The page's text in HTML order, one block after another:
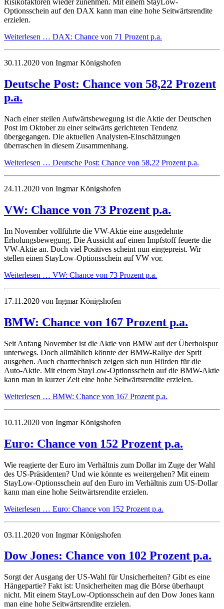
Risikofaktoren wieder zunehmen. Mit einem StayLow-
Optionsschein auf den DAX kann man eine hohe Seitwärtsrendite
erzielen.
Weiterlesen … DAX: Chance von 71 Prozent p.a.
30.11.2020 von Ingmar Königshofen
Deutsche Post: Chance von 58,22 Prozent
p.a.
Nach einer steilen Aufwärtsbewegung ist die Aktie der Deutschen
Post im Oktober zu einer seitwärts gerichteten Tendenz
übergegangen. Die aktuellen Analysten-Einschätzungen
überraschen in diesem Zusammenhang.
Weiterlesen … Deutsche Post: Chance von 58,22 Prozent p.a.
24.11.2020 von Ingmar Königshofen
VW: Chance von 73 Prozent p.a.
Im November vollführte die VW-Aktie eine ausgedehnte
Erholungsbewegung. Die Aussicht auf einen Impfstoff feuerte die
VW-Aktie an. Doch viel Positives scheint nun eingepreist. Wir
stellen einen StayLow-Optionsschein auf VW vor.
Weiterlesen … VW: Chance von 73 Prozent p.a.
17.11.2020 von Ingmar Königshofen
BMW: Chance von 167 Prozent p.a.
Seit Anfang November ist die Aktie von BMW auf der Überholspur
unterwegs. Doch allmählich könnte der BMW-Rallye der Sprit
ausgehen. Auch charttechnisch zeigen sich nun Hürden für die
Auto-Aktie. Mit einem StayLow-Optionsschein auf die BMW-Aktie
kann man in kurzer Zeit eine hohe Seitwärtsrendite erzielen.
Weiterlesen … BMW: Chance von 167 Prozent p.a.
10.11.2020 von Ingmar Königshofen
Euro: Chance von 152 Prozent p.a.
Wie reagierte der Euro im Verhältnis zum Dollar im Zuge der Wahl
des US-Präsidenten? Und wie könnte es weitergehen? Mit einem
StayLow-Optionsschein auf den Euro im Verhältnis zum US-Dollar
kann man eine hohe Seitwärtsrendite erzielen.
Weiterlesen … Euro: Chance von 152 Prozent p.a.
03.11.2020 von Ingmar Königshofen
Dow Jones: Chance von 102 Prozent p.a.
Sorgt der Ausgang der US-Wahl für Unsicherheiten? Gibt es eine
Hängepartie? Fakt ist: Unsicherheiten mag die Börse überhaupt
nicht. Mit einem StayLow-Optionsschein auf den Dow Jones kann
man eine hohe Seitwärtsrendite erzielen.